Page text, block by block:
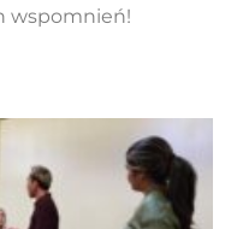
wspomnień!